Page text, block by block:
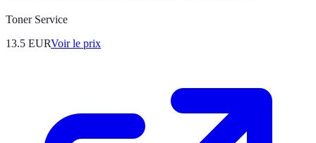
Toner Service
13.5 EURVoir le prix